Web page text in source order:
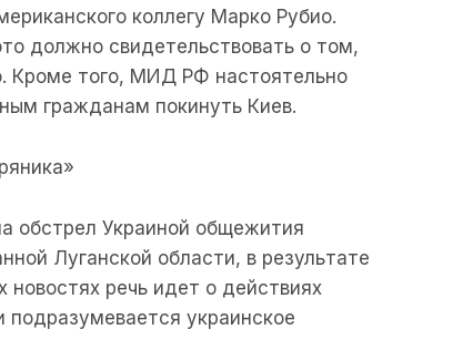
коллегу Марко Рубио.
должно свидетельствовать о том,
Кроме того, МИД РФ настоятельно
гражданам покинуть Киев.
обстрел Украиной общежития
Луганской области, в результате
новостях речь идет о действиях
украинское